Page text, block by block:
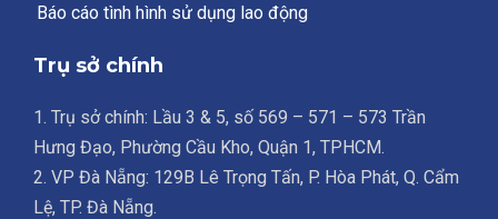
Báo cáo tình hình sử dụng lao động
Trụ sở chính
1. Trụ sở chính: Lầu 3 & 5, số 569 – 571 – 573 Trần
Hưng Đạo, Phường Cầu Kho, Quận 1, TPHCM.
2. VP Đà Nẵng: 129B Lê Trọng Tấn, P. Hòa Phát, Q. Cẩm
Lệ, TP. Đà Nẵng.